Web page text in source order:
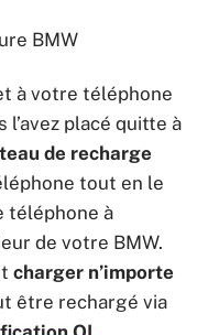
à votre téléphone
l’avez placé quitte à
de recharge
tout en le
téléphone à
de votre BMW.
charger n’importe
être rechargé via